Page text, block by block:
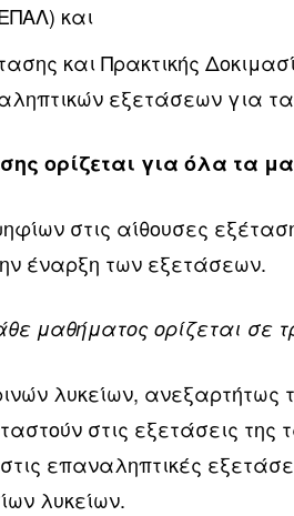
και
και Πρακτικής
εξετάσεων για
ορίζεται για όλα τα
στις αίθουσες
έναρξη των εξετάσεων.
μαθήματος ορίζεται σε
λυκείων, ανεξαρτήτως
στις εξετάσεις της
επαναληπτικές
λυκείων.